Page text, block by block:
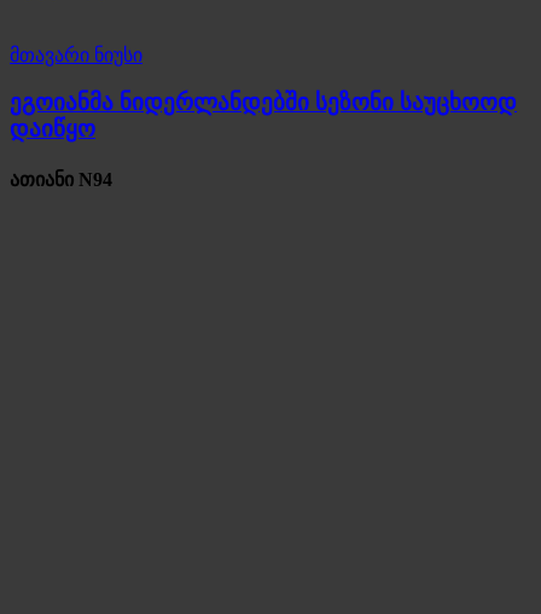
მთავარი ნიუსი
ეგოიანმა ნიდერლანდებში სეზონი საუცხოოდ
დაიწყო
ათიანი N94